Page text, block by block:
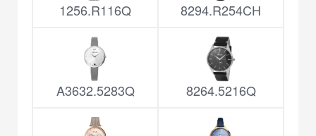
1256.R116Q 8294.R254CH
A3632.5283Q 8264.5216Q